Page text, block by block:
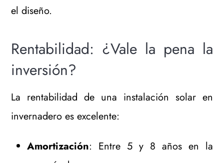
el diseño.
Rentabilidad: ¿Vale la pena la
inversión?
La rentabilidad de una instalación solar en
invernadero es excelente:
Amortización: Entre 5 y 8 años en la